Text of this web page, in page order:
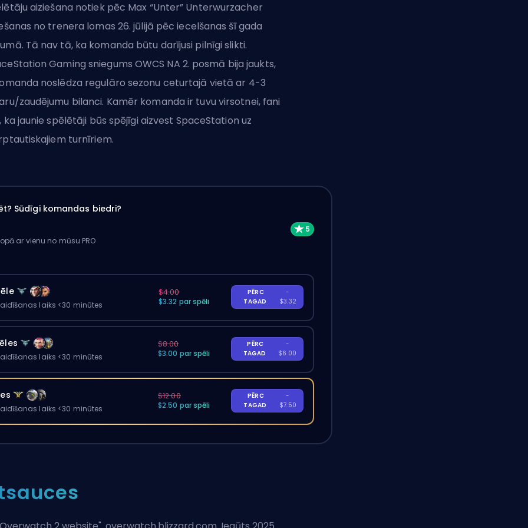
aiziešana notiek pēc Max “Unter” Unterwurzacher
no trenera lomas 26. jūlijā pēc iecelšanas šī gada
Tā nav tā, ka komanda būtu darījusi pilnīgi slikti.
Gaming sniegums OWCS NA 2. posmā bija jaukts,
noslēdza regulāro sezonu ceturtajā vietā ar 4-3
zaudējumu bilanci. Kamēr komanda ir tuvu virsotnei, fani
ka jaunie spēlētāji būs spējīgi aizvest SpaceStation uz
turnīriem.
Sūdīgi komandas biedri?
ar vienu no mūsu PRO
laiks <30 minūtes
$4.00
$3.32 par spēli
PĒRC
TAGAD
-
$3.32
laiks <30 minūtes
$8.00
$3.00 par spēli
PĒRC
TAGAD
-
$6.00
laiks <30 minūtes
$12.00
$2.50 par spēli
PĒRC
TAGAD
-
$7.50